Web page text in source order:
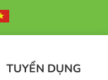
TUYỂN DỤNG